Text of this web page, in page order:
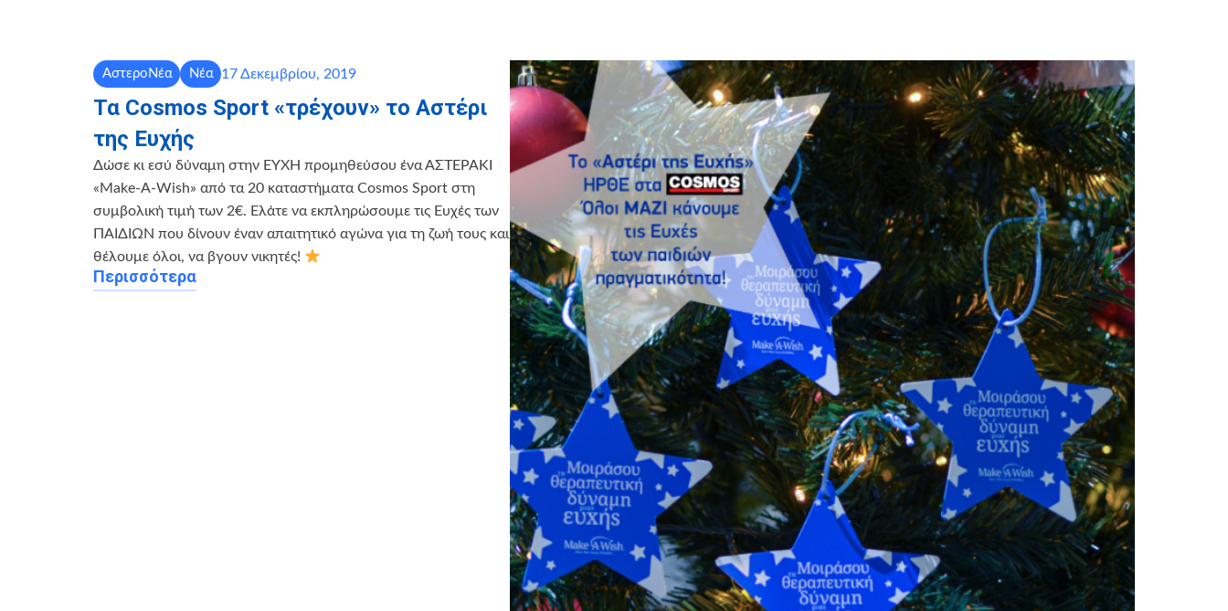
ΑστεροΝέα Νέα 17 Δεκεμβρίου, 2019
Τα Cosmos Sport «τρέχουν» το Αστέρι
της Ευχής
Δώσε κι εσύ δύναμη στην EYXH προμηθεύσου ένα ΑΣΤΕΡΑΚΙ
«Make-A-Wish» από τα 20 καταστήματα Cosmos Sport στη
συμβολική τιμή των 2€. Ελάτε να εκπληρώσουμε τις Ευχές των
ΠΑΙΔΙΩΝ που δίνουν έναν απαιτητικό αγώνα για τη ζωή τους και
θέλουμε όλοι, να βγουν νικητές!
Περισσότερα